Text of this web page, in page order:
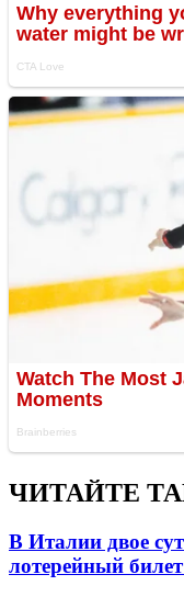
ЧИТАЙТЕ
В Италии двое
лотерейный